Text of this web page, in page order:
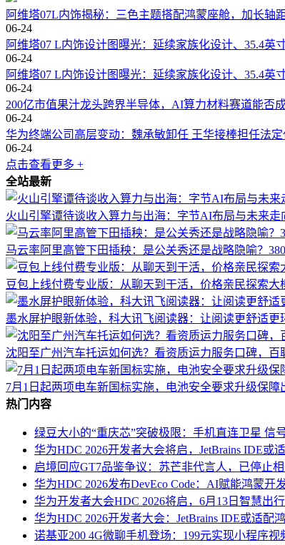
阿维塔07L内饰揭秘：三色主题搭配鸿蒙座舱，加长轴
06-24
阿维塔07 L内饰设计图曝光：延续家族化设计、35.4英
06-24
阿维塔07 L内饰设计图曝光：延续家族化设计、35.4英
06-24
200亿市值果汁龙头跨界半导体，AI算力材料赛道能否
06-24
华为终端公司高层变动：魏承敏卸任 王华接棒担任法
06-24
点击查看更多 +
全站最新
火山引擎谭待谈收入算力与出海：字节AI布局与未来走
马云率阿里高管下田插秧：是公关秀还是战略隐喻？
豆包上线付费专业版：从聊天到干活，价格亲民探索大
墨水屏护眼新体验，科大讯飞阅读器：让阅读更舒适更
沈阳至广州汽车托运如何选？看资质运力服务口碑，百
7月1日起两项电车新国标实施，电池安全要求升级保障
热门内容
绿豆大小的“重庆芯”突破极限：手机直连卫星 信
华为HDC 2026开发者大会将启，JetBrains IDE或
启境回应GT7品鉴争议：苏芒非代言人，已停止
华为HDC 2026发布DevEco Code：AI赋能鸿蒙开
华为开发者大会HDC 2026将启，6月13日智慧出
华为HDC 2026开发者大会：JetBrains IDE或适配
诺基亚200 4G微聊手机登场：199元实现小程序